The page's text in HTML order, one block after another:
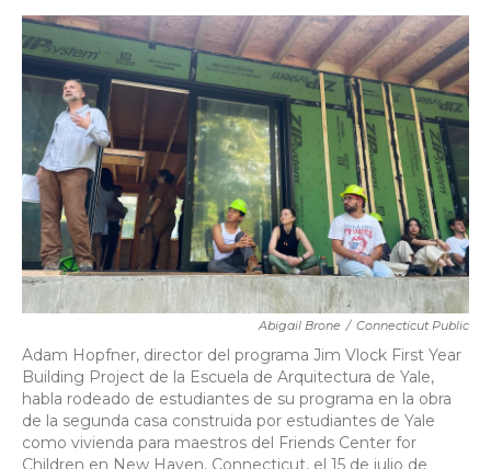
c
e
b
o
o
k
i
t
t
e
r
n
k
e
d
I
n
a
i
l
Abigail Brone / Connecticut Public
Adam Hopfner, director del programa Jim Vlock First Year
Building Project de la Escuela de Arquitectura de Yale,
habla rodeado de estudiantes de su programa en la obra
de la segunda casa construida por estudiantes de Yale
como vivienda para maestros del Friends Center for
Children en New Haven, Connecticut, el 15 de julio de